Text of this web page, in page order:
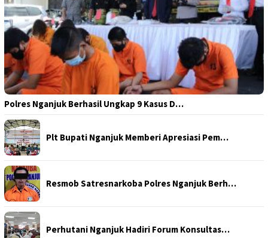
Polres Nganjuk Berhasil Ungkap 9 Kasus D…
Plt Bupati Nganjuk Memberi Apresiasi Pem…
Resmob Satresnarkoba Polres Nganjuk Berh…
Perhutani Nganjuk Hadiri Forum Konsultas…